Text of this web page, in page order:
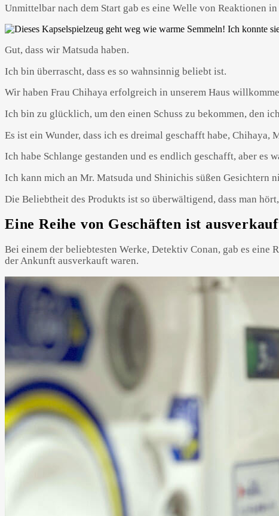
Unmittelbar nach dem Start gab es eine Welle von Reaktionen
Gut, dass wir Matsuda haben.
Ich bin überrascht, dass es so wahnsinnig beliebt ist.
Wir haben Frau Chihaya erfolgreich in unserem Haus
Ich bin zu glücklich, um den einen Schuss zu bekommen, den
Es ist ein Wunder, dass ich es dreimal geschafft habe, Chihaya,
Ich habe Schlange gestanden und es endlich geschafft, aber es
Ich kann mich an Mr. Matsuda und Shinichis süßen Gesichtern
Die Beliebtheit des Produkts ist so überwältigend, dass man
Eine Reihe von Geschäften ist
Bei einem der beliebtesten Werke, Detektiv Conan, gab es
der Ankunft ausverkauft waren.